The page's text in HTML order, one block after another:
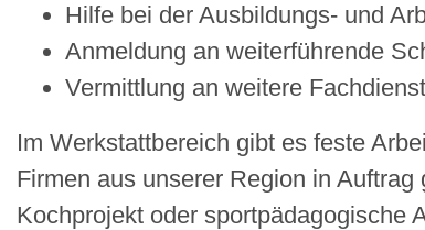
Hilfe bei der Ausbildungs- und
Anmeldung an weiterführende
Vermittlung an weitere
Im Werkstattbereich gibt es feste
Firmen aus unserer Region in
Kochprojekt oder sportpädagogische